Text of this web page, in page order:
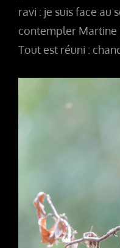
ravi : je suis face au
contempler Martine
Tout est réuni :